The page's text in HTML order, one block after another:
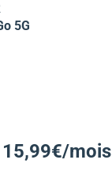
5G
15,99€/mois